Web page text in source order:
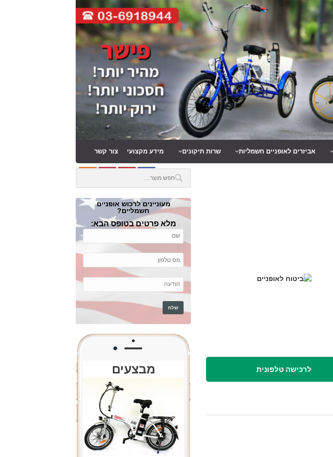
אביזרים לאופניים חשמליות שרות תיקונים מידע מקצועי צור קשר
לרכישה טלפונית
מעוניינים לרכוש אופניים
חשמליים?
מלא פרטים בטופס הבא:
מבצעים